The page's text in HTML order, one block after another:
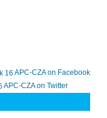
APC-CZA on Facebook
APC-CZA on Twitter